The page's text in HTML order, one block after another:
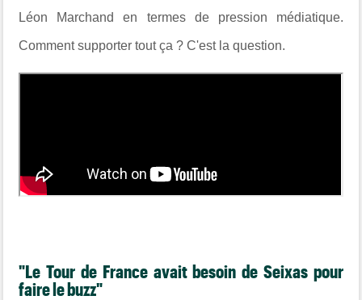
Léon Marchand en termes de pression médiatique.
Comment supporter tout ça ? C'est la question.
"Le Tour de France avait besoin de Seixas pour
faire le buzz"